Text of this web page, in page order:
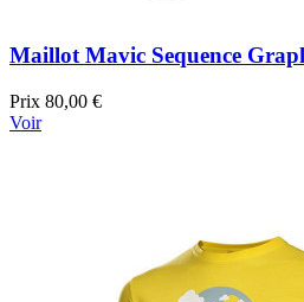
Maillot Mavic Sequence
Prix 80,00 €
Voir